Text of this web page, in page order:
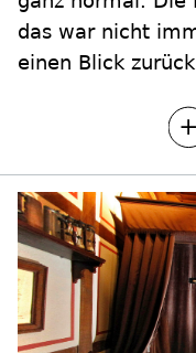
das war nicht
einen Blick